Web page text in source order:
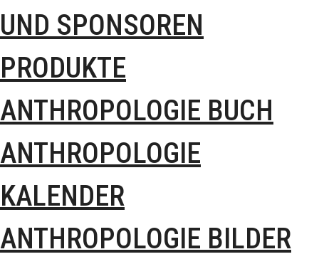
UND SPONSOREN
PRODUKTE
ANTHROPOLOGIE BUCH
ANTHROPOLOGIE
KALENDER
ANTHROPOLOGIE BILDER